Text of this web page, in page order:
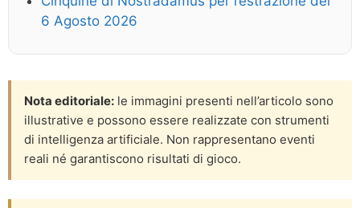
6 Agosto 2026
Nota editoriale: le immagini presenti nell’articolo sono
illustrative e possono essere realizzate con strumenti
di intelligenza artificiale. Non rappresentano eventi
reali né garantiscono risultati di gioco.